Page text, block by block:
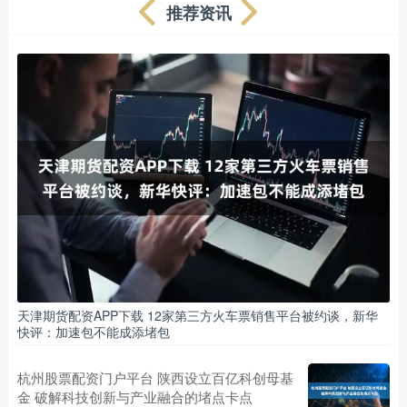
推荐资讯
天津期货配资APP下载 12家第三方火车票销售平台被约谈，新华
快评：加速包不能成添堵包
杭州股票配资门户平台 陕西设立百亿科创母基
金 破解科技创新与产业融合的堵点卡点